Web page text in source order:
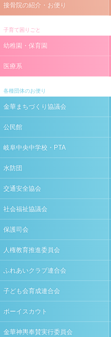
接骨院の紹介・お便り
子育て困りごと
幼稚園・保育園
医療系
各種団体のお便り
金華まちづくり協議会
公民館
岐阜中央中学校・PTA
水防団
交通安全協会
社会福祉協議会
保護司会
人権教育推進委員会
ふれあいクラブ連合会
子ども会育成連合会
ボーイスカウト
金華神輿奉賛実行委員会